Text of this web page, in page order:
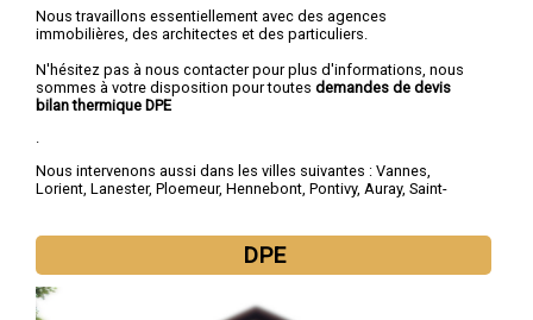
Nous travaillons essentiellement avec des agences
immobilières, des architectes et des particuliers.
N'hésitez pas à nous contacter pour plus d'informations, nous
sommes à votre disposition pour toutes demandes de devis
bilan thermique DPE
.
Nous intervenons aussi dans les villes suivantes : Vannes,
Lorient, Lanester, Ploemeur, Hennebont, Pontivy, Auray, Saint-
DPE